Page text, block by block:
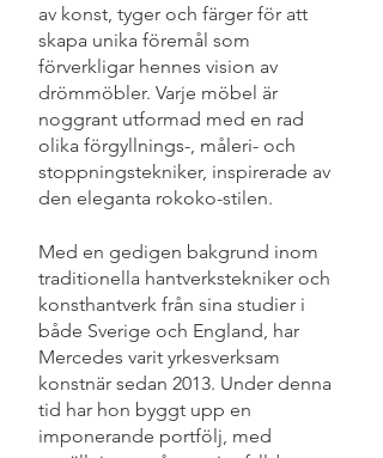
av konst, tyger och färger för att
skapa unika föremål som
förverkligar hennes vision av
drömmöbler. Varje möbel är
noggrant utformad med en rad
olika förgyllnings-, måleri- och
stoppningstekniker, inspirerade av
den eleganta rokoko-stilen.
Med en gedigen bakgrund inom
traditionella hantverkstekniker och
konsthantverk från sina studier i
både Sverige och England, har
Mercedes varit yrkesverksam
konstnär sedan 2013. Under denna
tid har hon byggt upp en
imponerande portfölj, med